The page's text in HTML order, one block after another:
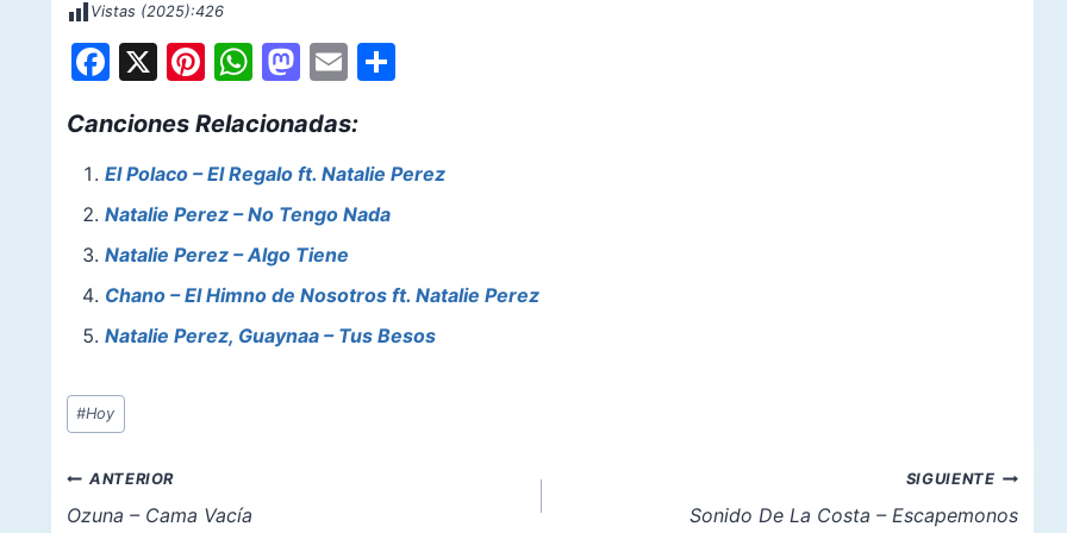
Vistas (2025):426
F
c
e
b
o
o
k
X Pi
er
e
st
W
at
s
A
p
p
M
st
o
d
o
n
E
ai
l
S
e
Canciones Relacionadas:
El Polaco – El Regalo ft. Natalie Perez
Natalie Perez – No Tengo Nada
Natalie Perez – Algo Tiene
Chano – El Himno de Nosotros ft. Natalie Perez
Natalie Perez, Guaynaa – Tus Besos
Etiquetas
de
entrada:
#Hoy
Navegación
de
ANTERIOR
Ozuna – Cama Vacía
SIGUIENTE
Sonido De La Costa – Escapemonos